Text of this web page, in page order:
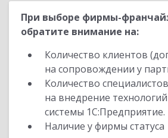
При выборе фирмы-
обратите внимание на:
Количество клиентов
на сопровождении у
Количество
на внедрение
системы 1С:Предприятие.
Наличие у фирмы статуса